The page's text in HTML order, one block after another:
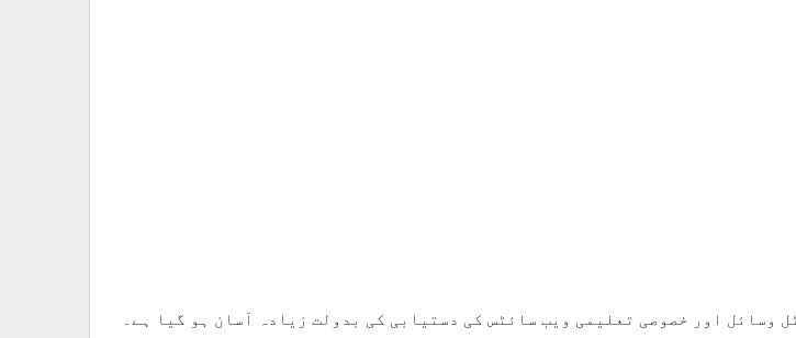
وسائل اور خصوصی تعلیمی ویب سائٹس کی دستیابی کی بدولت زیادہ آسان ہو گیا ہے۔